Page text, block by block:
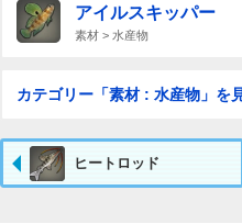
アイルスキッパー
素材 > 水産物
カテゴリー「素材 : 水産物」を
ヒートロッド